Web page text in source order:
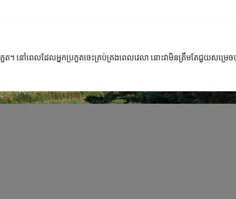
។ នៅពេលដែលអ្នកប្រកួតចេះគ្រប់គ្រងពេលវេលា នោះវាមិនត្រឹមតែជួយសម្រ